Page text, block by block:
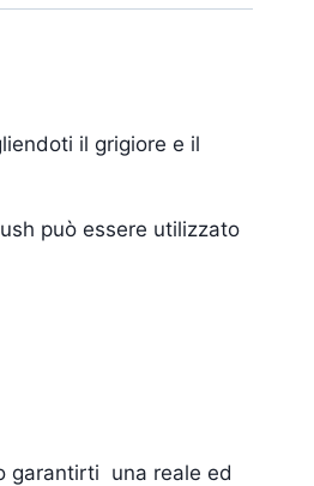
il grigiore e il
può essere utilizzato
garantirti una reale ed